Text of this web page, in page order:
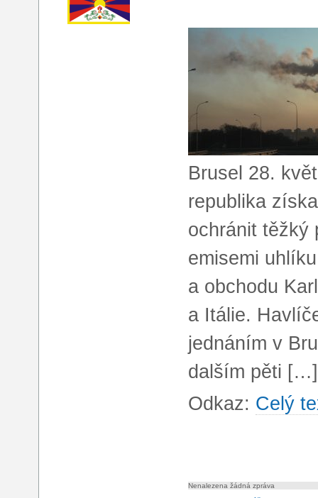
Brusel 28.
republika
ochránit těžký
emisemi
a obchodu
a Itálie.
jednáním v
dalším pěti […]
Odkaz: Celý
Nenalezena žádná zpráva